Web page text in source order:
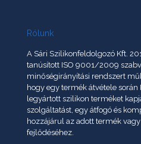
Rólunk
A Sári Szilikonfeldolgozó Kft.
tanúsított ISO 9001/2009
minőségirányítási rendszert
hogy egy termék átvétele során
legyártott szilikon terméket
szolgáltatást, egy átfogó és
hozzájárul az adott termék
fejlődéséhez.